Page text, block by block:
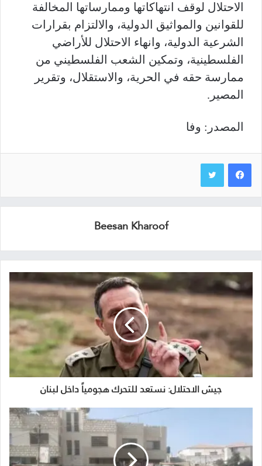
الاحتلال لوقف انتهاكاتها وممارساتها المخالفة
للقوانين والمواثيق الدولية، والالتزام بقرارات
الشرعية الدولية، وانهاء الاحتلال للأراضي
الفلسطينية، وتمكين الشعب الفلسطيني من
ممارسة حقه في الحرية، والاستقلال، وتقرير
المصير.
المصدر: وفا
Beesan Kharoof
جيش الاحتلال: نستعد للتحرك هجومياً داخل لبنان